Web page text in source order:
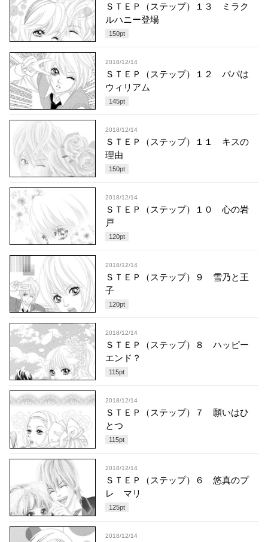
ＳＴＥＰ（ステップ）１３ ミラク
ルハニー登場
150pt
2018/12/14
ＳＴＥＰ（ステップ）１２ パパは
ウィリアム
145pt
2018/12/14
ＳＴＥＰ（ステップ）１１ キスの
理由
150pt
2018/12/14
ＳＴＥＰ（ステップ）１０ 心の岩
戸
120pt
2018/12/14
ＳＴＥＰ（ステップ）９ 雪乃と王
子
120pt
2018/12/14
ＳＴＥＰ（ステップ）８ ハッピー
エンド？
115pt
2018/12/14
ＳＴＥＰ（ステップ）７ 願いはひ
とつ
115pt
2018/12/14
ＳＴＥＰ（ステップ）６ 悠真のプ
レ マリ
125pt
2018/12/14